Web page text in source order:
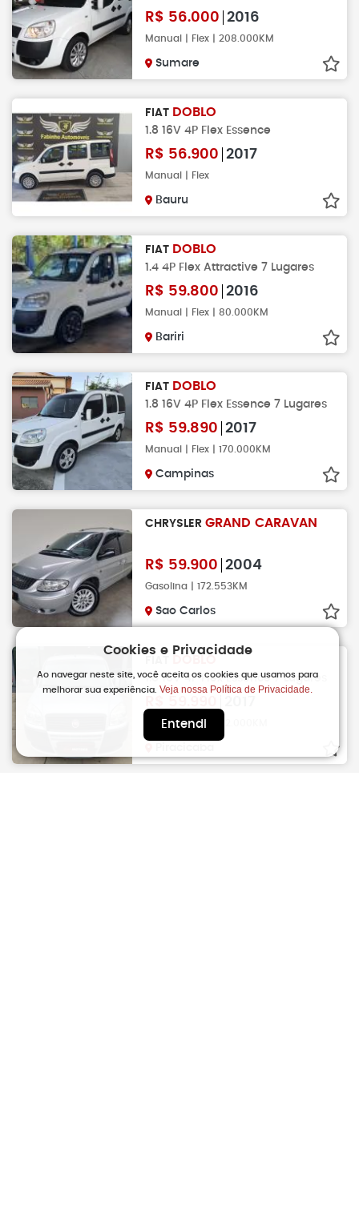
R$ 56.000 2016
Manual | Flex | 208.000KM
Sumare
FIAT DOBLO
1.8 16V 4P Flex Essence
R$ 56.900 2017
Manual | Flex
Bauru
FIAT DOBLO
1.4 4P Flex Attractive 7 Lugares
R$ 59.800 2016
Manual | Flex | 80.000KM
Bariri
FIAT DOBLO
1.8 16V 4P Flex Essence 7 Lugares
R$ 59.890 2017
Manual | Flex | 170.000KM
Campinas
CHRYSLER GRAND CARAVAN
R$ 59.900 2004
Gasolina | 172.553KM
Sao Carlos
1.8 16V 4P Flex Essence 7 Lugares
Manual | Flex | 112.000KM
Cookies e Privacidade
Ao navegar neste site, você aceita os cookies que usamos para
melhorar sua experiência.Veja nossa Política de Privacidade.
Entendi